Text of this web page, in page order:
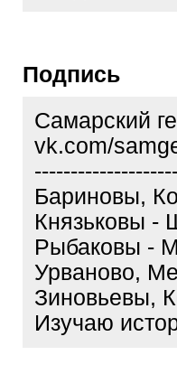
Подпись
Самарский
vk.com/
Бариновы,
Князьковы -
Рыбаковы -
Урваново,
Зиновьевы,
Изучаю